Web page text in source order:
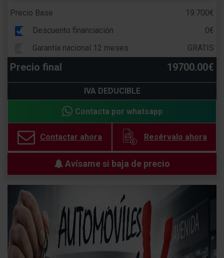
Precio Base
19.700€
Descuento financiación
0€
Garantía nacional 12 meses
GRATIS
Precio final 19700.00€
IVA DEDUCIBLE
Contacta por whatsapp
Contactar ahora Resérvalo ahora
Avísame si baja de precio